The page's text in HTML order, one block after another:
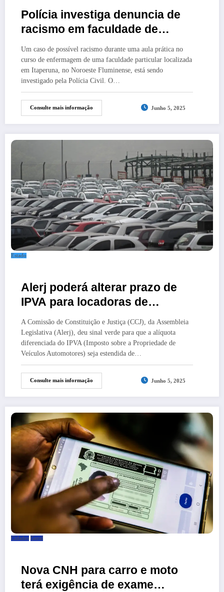
Polícia investiga denuncia de
racismo em faculdade de
Itaperuna envolvendo alunos
Um caso de possível racismo durante uma aula prática no
curso de enfermagem de uma faculdade particular localizada
em Itaperuna, no Noroeste Fluminense, está sendo
investigado pela Polícia Civil. O…
Consulte mais informação Junho 5, 2025
Estado
Alerj poderá alterar prazo de
IPVA para locadoras de
veículos
A Comissão de Constituição e Justiça (CCJ), da Assembleia
Legislativa (Alerj), deu sinal verde para que a alíquota
diferenciada do IPVA (Imposto sobre a Propriedade de
Veículos Automotores) seja estendida de…
Consulte mais informação Junho 5, 2025
Cidades Geral
Nova CNH para carro e moto
terá exigência de exame